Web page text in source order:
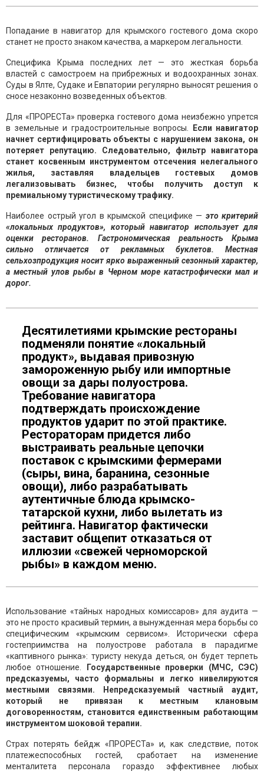
Попадание в навигатор для крымского гостевого дома скоро
станет не просто знаком качества, а маркером легальности.
Специфика Крыма последних лет — это жесткая борьба
властей с самостроем на прибрежных и водоохранных зонах.
Суды в Ялте, Судаке и Евпатории регулярно выносят решения о
сносе незаконно возведенных объектов.
Для «ПРОРЕСТа» проверка гостевого дома неизбежно упрется
в земельные и градостроительные вопросы.
Если навигатор
начнет сертифицировать объекты с нарушением закона, он
потеряет репутацию. Следовательно, фильтр навигатора
станет косвенным инструментом отсечения нелегального
жилья, заставляя владельцев гостевых домов
легализовывать бизнес, чтобы получить доступ к
премиальному туристическому трафику.
Наиболее острый угол в крымской специфике — это критерий
«локальных продуктов», который навигатор использует для
оценки ресторанов. Гастрономическая реальность Крыма
сильно отличается от рекламных буклетов. Местная
сельхозпродукция носит ярко выраженный сезонный характер,
а местный улов рыбы в Черном море катастрофически мал и
дорог.
Десятилетиями крымские рестораны
подменяли понятие «локальный
продукт», выдавая привозную
замороженную рыбу или импортные
овощи за дары полуострова.
Требование навигатора
подтверждать происхождение
продуктов ударит по этой практике.
Рестораторам придется либо
выстраивать реальные цепочки
поставок с крымскими фермерами
(сыры, вина, баранина, сезонные
овощи), либо разрабатывать
аутентичные блюда крымско-
татарской кухни, либо вылетать из
рейтинга. Навигатор фактически
заставит общепит отказаться от
иллюзии «свежей черноморской
рыбы» в каждом меню.
Использование «тайных народных комиссаров» для аудита —
это не просто красивый термин, а вынужденная мера борьбы со
специфическим «крымским сервисом». Исторически сфера
гостеприимства на полуострове работала в парадигме
«каптивного рынка»: туристу некуда деться, он будет терпеть
любое отношение.
Государственные проверки (МЧС, СЭС)
предсказуемы, часто формальны и легко нивелируются
местными связями. Непредсказуемый частный аудит,
который не привязан к местным клановым
договоренностям, становится единственным работающим
инструментом шоковой терапии.
Страх потерять бейдж «ПРОРЕСТа» и, как следствие, поток
платежеспособных гостей, сработает на изменение
менталитета персонала гораздо эффективнее любых